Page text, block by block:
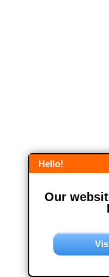
Hello!
Our